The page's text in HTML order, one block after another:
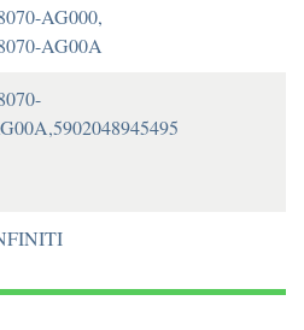
AG000,
AG00A